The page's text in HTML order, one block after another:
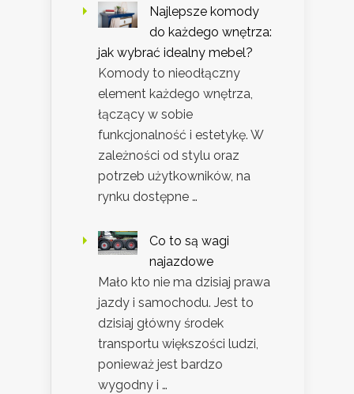
Najlepsze komody
do każdego wnętrza:
jak wybrać idealny mebel?
Komody to nieodłączny
element każdego wnętrza,
łączący w sobie
funkcjonalność i estetykę. W
zależności od stylu oraz
potrzeb użytkowników, na
rynku dostępne …
Co to są wagi
najazdowe
Mało kto nie ma dzisiaj prawa
jazdy i samochodu. Jest to
dzisiaj główny środek
transportu większości ludzi,
ponieważ jest bardzo
wygodny i …